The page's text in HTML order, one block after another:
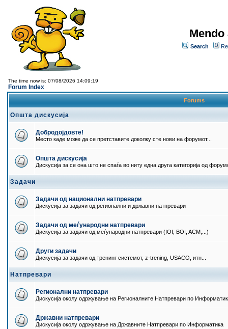
Search
The time now is: 07/08/2026 14:09:19
Forum Index
Forums
Општа дискусија
Добродојдовте!
Место каде може да се претставите доколку сте нови на форумот...
Општа дискусија
Дискусија за се она што не спаѓа во ниту една друга категорија од
Задачи
Задачи од национални натпревари
Дискусија за задачи од регионални и државни натпревари
Задачи од меѓународни натпревари
Дискусија за задачи од меѓународни натпревари (IOI, BOI, ACM,...)
Други задачи
Дискусија за задачи од тренинг системот, z-trening, USACO, итн...
Натпревари
Регионални натпревари
Дискусија околу одржување на Регионалните Натпревари по
Државни натпревари
Дискусија околу одржување на Државните Натпревари по Информатика